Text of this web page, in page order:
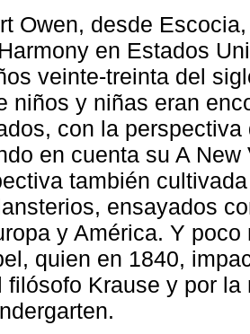
Owen, desde
en Estados
veinte-treinta del
niños y niñas eran
con la
en cuenta su A
también
ensayados
y América. Y
quien en 1840,
filósofo Krause y por